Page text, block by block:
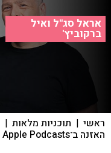
אראל סג"ל ואיל
ברקוביץ'
ראשי | תוכניות מלאות |
האזנה ב־Apple Podcasts